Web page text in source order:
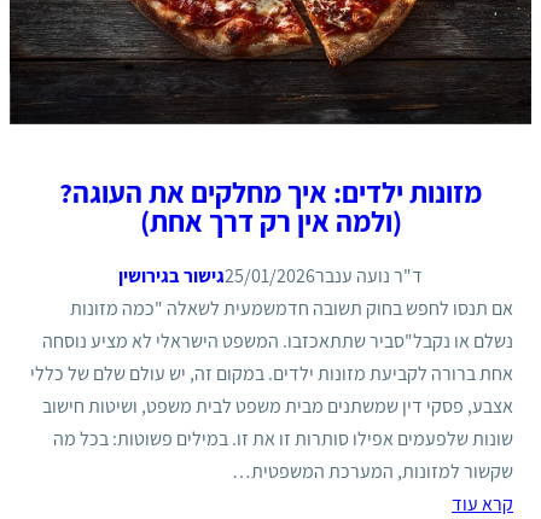
מזונות ילדים: איך מחלקים את העוגה?
(ולמה אין רק דרך אחת)
ד"ר נועה ענבר25/01/2026גישור בגירושין
אם תנסו לחפש בחוק תשובה חדמשמעית לשאלה "כמה מזונות
נשלם או נקבל"סביר שתתאכזבו. המשפט הישראלי לא מציע נוסחה
אחת ברורה לקביעת מזונות ילדים. במקום זה, יש עולם שלם של כללי
אצבע, פסקי דין שמשתנים מבית משפט לבית משפט, ושיטות חישוב
שונות שלפעמים אפילו סותרות זו את זו. במילים פשוטות: בכל מה
שקשור למזונות, המערכת המשפטית…
קרא עוד